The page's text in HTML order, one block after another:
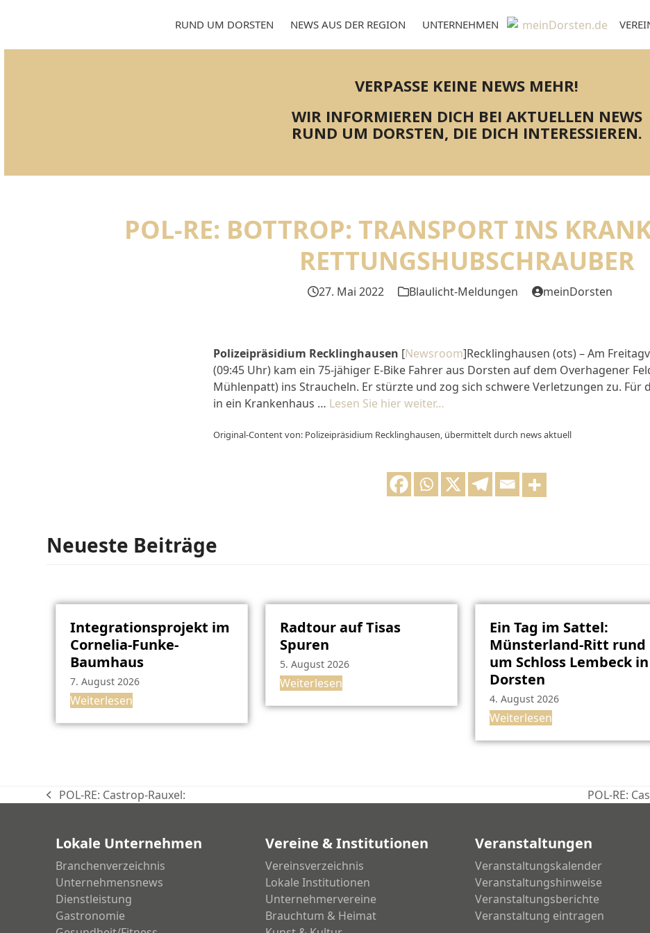
RUND UM DORSTEN NEWS AUS DER REGION UNTERNEHMEN
VERPASSE KEINE NEWS MEHR!
WIR INFORMIEREN DICH BEI AKTUELLEN NEWS
RUND UM DORSTEN, DIE DICH INTERESSIEREN.
POL-RE: BOTTROP: TRANSPORT INS
RETTUNGSHUBSCHRAUBER
27. Mai 2022 Blaulicht-Meldungen meinDorsten
Polizeipräsidium Recklinghausen [Newsroom]Recklinghausen (ots) – Am
(09:45 Uhr) kam ein 75-jähiger E-Bike Fahrer aus Dorsten auf dem Overhagener
Mühlenpatt) ins Straucheln. Er stürzte und zog sich schwere Verletzungen zu. Für
in ein Krankenhaus … Lesen Sie hier weiter…
Original-Content von: Polizeipräsidium Recklinghausen, übermittelt durch news aktuell
Neueste Beiträge
Integrationsprojekt im
Cornelia-Funke-
Baumhaus
7. August 2026
Weiterlesen
Radtour auf Tisas
Spuren
5. August 2026
Weiterlesen
Ein Tag im Sattel:
Münsterland-Ritt rund
um Schloss Lembeck in
Dorsten
4. August 2026
Weiterlesen
vorheriger
POL-RE: Castrop-Rauxel:
Nächster
POL-RE:
Lokale Unternehmen
Branchenverzeichnis
Unternehmensnews
Dienstleistung
Gastronomie
Vereine & Institutionen
Vereinsverzeichnis
Lokale Institutionen
Unternehmervereine
Brauchtum & Heimat
Veranstaltungen
Veranstaltungskalender
Veranstaltungshinweise
Veranstaltungsberichte
Veranstaltung eintragen